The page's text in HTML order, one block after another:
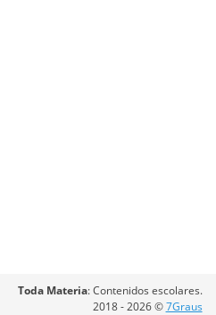
Toda Materia: Contenidos escolares.
2018 - 2026 ©7Graus